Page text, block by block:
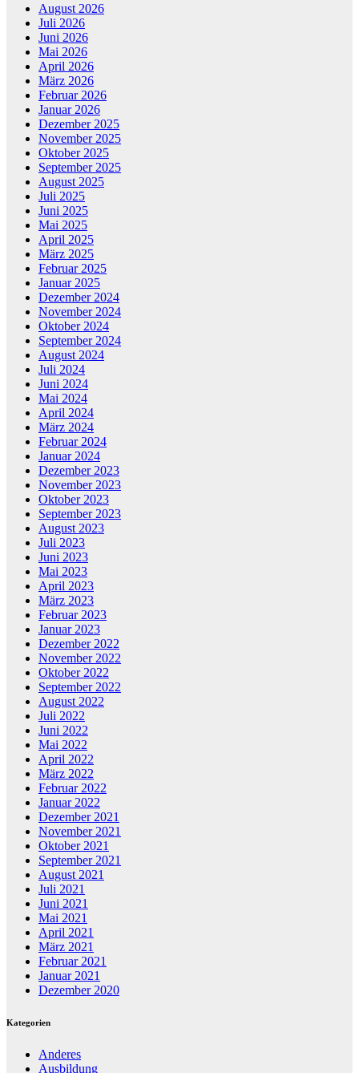
August 2026
Juli 2026
Juni 2026
Mai 2026
April 2026
März 2026
Februar 2026
Januar 2026
Dezember 2025
November 2025
Oktober 2025
September 2025
August 2025
Juli 2025
Juni 2025
Mai 2025
April 2025
März 2025
Februar 2025
Januar 2025
Dezember 2024
November 2024
Oktober 2024
September 2024
August 2024
Juli 2024
Juni 2024
Mai 2024
April 2024
März 2024
Februar 2024
Januar 2024
Dezember 2023
November 2023
Oktober 2023
September 2023
August 2023
Juli 2023
Juni 2023
Mai 2023
April 2023
März 2023
Februar 2023
Januar 2023
Dezember 2022
November 2022
Oktober 2022
September 2022
August 2022
Juli 2022
Juni 2022
Mai 2022
April 2022
März 2022
Februar 2022
Januar 2022
Dezember 2021
November 2021
Oktober 2021
September 2021
August 2021
Juli 2021
Juni 2021
Mai 2021
April 2021
März 2021
Februar 2021
Januar 2021
Dezember 2020
Kategorien
Anderes
Ausbildung